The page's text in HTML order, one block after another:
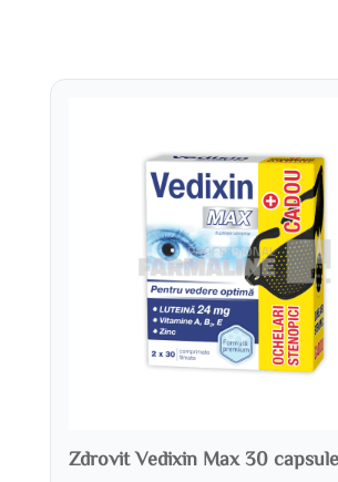
Zdrovit Vedixin Max 30